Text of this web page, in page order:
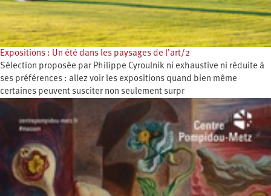
Expositions : Un été dans les paysages de l’art/2
Sélection proposée par Philippe Cyroulnik ni exhaustive ni réduite à
ses préférences : allez voir les expositions quand bien même
certaines peuvent susciter non seulement surpr